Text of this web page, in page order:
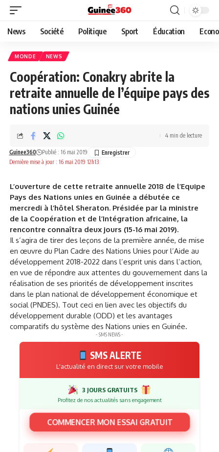
News Société Politique Sport Éducation
MONDE NEWS
Coopération: Conakry abrite la
retraite annuelle de l’équipe pays des
nations unies Guinée
Dernière mise à jour : 16 mai 2019 12h13
Guinee360 Publié : 16 mai 2019
4 min de lecture
L’ouverture de cette retraite annuelle 2018 de l’Equipe
Pays des Nations unies en Guinée a débutée ce
mercredi à l’hôtel Sheraton. Présidée par la ministre
de la Coopération et de l’Intégration africaine, la
rencontre connaîtra deux jours (15-16 mai 2019).
Il s’agira de tirer des leçons de la première année, de mise
en œuvre du Plan Cadre des Nations Unies pour l’Aide au
développement 2018-2022 dans l’esprit unis dans l’action,
en vue de répondre aux attentes du gouvernement dans la
réalisation de ses priorités de développement inscrites
dans le plan national de développement économique et
social (PNDES). Tout ceci en lien avec les objectifs du
développement durable (ODD) et les avantages
comparatifs du système des Nations unies en Guinée.
- SMS NEWS -
SMS ALERTE
L'actualité en direct sur votre mobile
3 JOURS GRATUITS
Profitez de nos actualités sans engagement
COMMENCER MON ESSAI GRATUIT